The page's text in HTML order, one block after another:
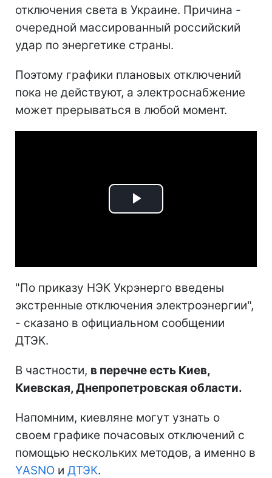
отключения света в Украине. Причина -
очередной массированный российский
удар по энергетике страны.
Поэтому графики плановых отключений
пока не действуют, а электроснабжение
может прерываться в любой момент.
Play
"По приказу НЭК Укрэнерго введены
экстренные отключения электроэнергии",
- сказано в официальном сообщении
ДТЭК.
В частности, в перечне есть Киев,
Киевская, Днепропетровская области.
Напомним, киевляне могут узнать о
своем графике почасовых отключений с
помощью нескольких методов, а именно в
YASNO и ДТЭК.